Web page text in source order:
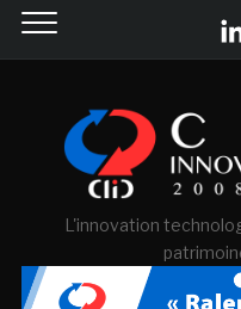
L'innovation